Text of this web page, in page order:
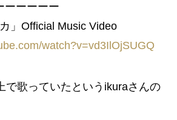
ーーーーー
」Official Music Video
watch?v=vd3IlOjSUGQ
で歌っていたというikuraさんの